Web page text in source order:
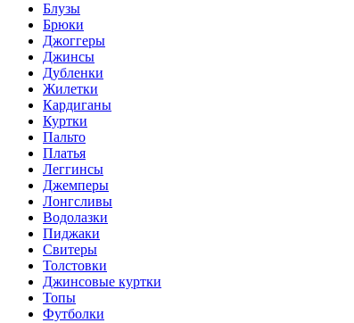
Блузы
Брюки
Джоггеры
Джинсы
Дубленки
Жилетки
Кардиганы
Куртки
Пальто
Платья
Леггинсы
Джемперы
Лонгсливы
Водолазки
Пиджаки
Свитеры
Толстовки
Джинсовые куртки
Топы
Футболки